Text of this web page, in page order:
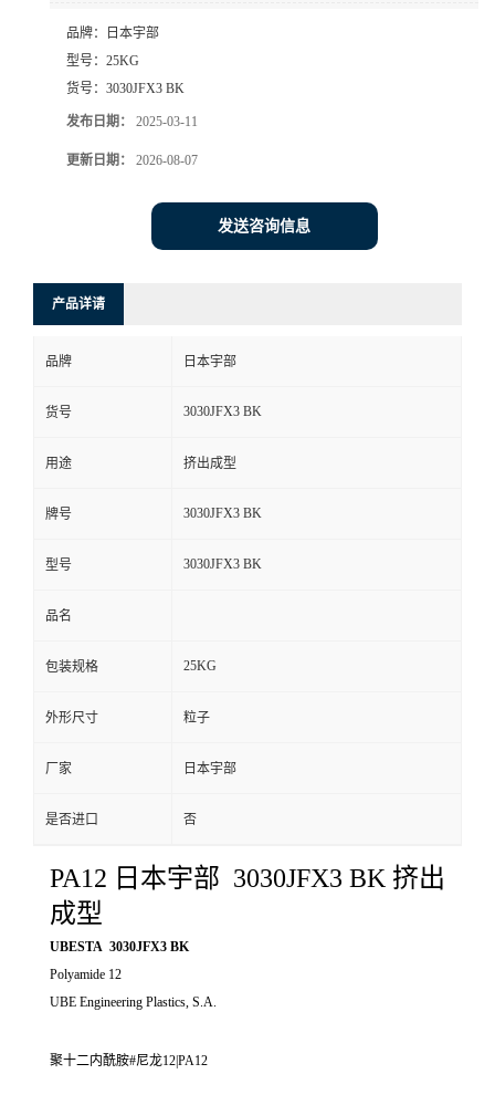
品牌：
日本宇部
型号： 25KG
货号： 3030JFX3 BK
发布日期： 2025-03-11
更新日期： 2026-08-07
发送咨询信息
产品详请
品牌 日本宇部
货号 3030JFX3 BK
用途 挤出成型
牌号 3030JFX3 BK
型号 3030JFX3 BK
品名
包装规格 25KG
外形尺寸 粒子
厂家 日本宇部
是否进口 否
PA12 日本宇部 3030JFX3 BK 挤出
成型
UBESTA 3030JFX3 BK
Polyamide 12
UBE Engineering Plastics, S.A.
聚十二内酰胺#尼龙12|PA12